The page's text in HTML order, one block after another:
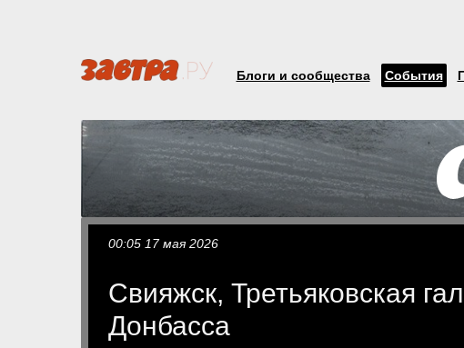
Блоги и сообщества События
00:05 17 мая 2026
Свияжск, Третьяковская
Донбасса